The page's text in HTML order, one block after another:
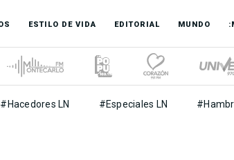
ESTILO DE VIDA EDITORIAL MUNDO
#Hacedores LN #Especiales LN